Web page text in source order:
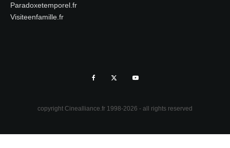
Paradoxetemporel.fr
Visiteenfamille.fr
copyright Cinealliance.fr 1998-2026 - all rights reserved